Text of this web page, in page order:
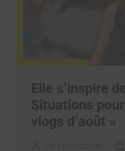
Elle s’inspire
Situations
vlogs d’août »